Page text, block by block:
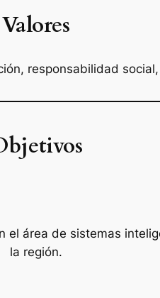
Valores
responsabilidad
área de sistemas
la región.